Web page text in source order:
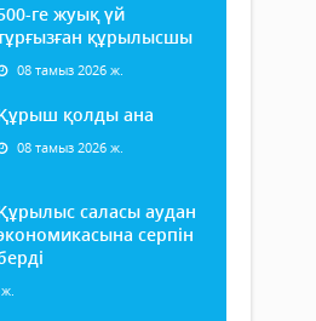
ге жуық үй
құрылысшы
08 тамыз 2026 ж.
қолды ана
08 тамыз 2026 ж.
саласы аудан
серпін